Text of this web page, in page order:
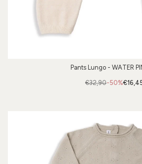
Pants Lungo - WATER
-50%
€32,90